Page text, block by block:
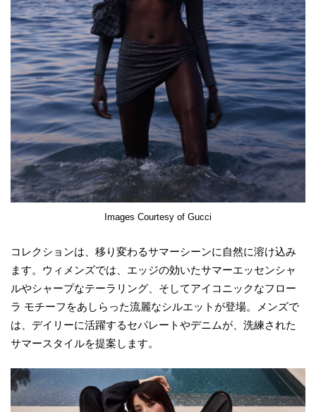
Images Courtesy of Gucci
コレクションは、移り変わるサマーシーンに自然に溶け込み
ます。ウィメンズでは、エッジの効いたサマーエッセンシャ
ルやシャープなテーラリング、そしてアイコニックなフロー
ラ モチーフをあしらった流麗なシルエットが登場。メンズで
は、デイリーに活躍するセパレートやデニムが、洗練された
サマースタイルを提案します。